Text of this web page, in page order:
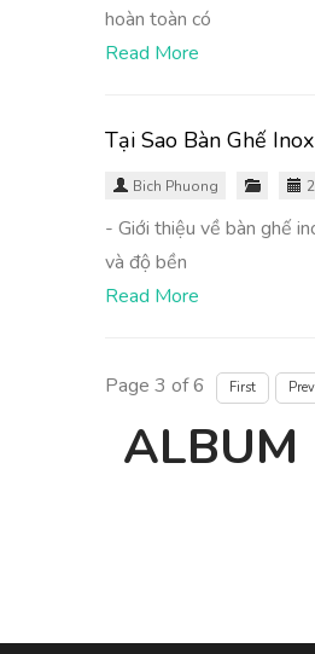
hoàn toàn có
Read More
Tại Sao Bàn Ghế
Bich Phuong
- Giới thiệu về bàn ghế
và độ bền
Read More
Page 3 of 6 First
ALBUM